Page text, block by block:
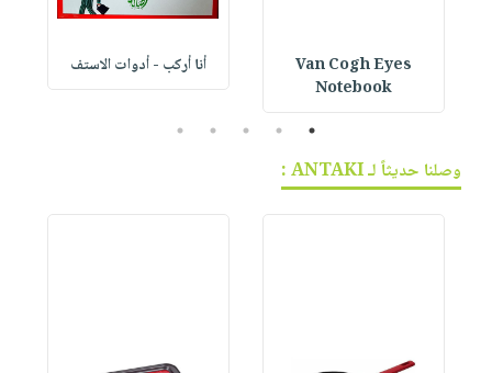
Van Cogh Eyes
Notebook
أنا أركب - أدوات الاستف
1
2
3
4
5
وصلنا حديثاً لـ ANTAKI :